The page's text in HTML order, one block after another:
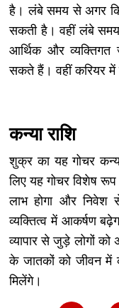
है। लंबे समय से अगर
सकती है। वहीं लंबे
आर्थिक और व्यक्तिगत
सकते हैं। वहीं करियर में
कन्या राशि
शुक्र का यह गोचर
लिए यह गोचर विशेष
लाभ होगा और निवेश
व्यक्तित्व में आकर्षण
व्यापार से जुड़े लोगों
के जातकों को जीवन
मिलेंगे।